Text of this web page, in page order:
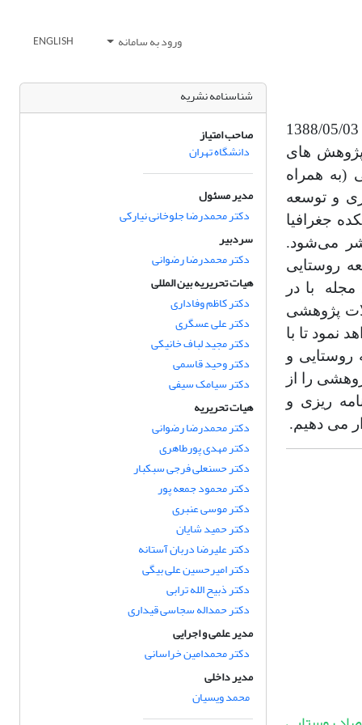
ورود به سامانه ENGLISH
توسط دانشکده جغرافیا در تاریخ 1388/05/03
است. مجله پژوهش های
(به همراه
و توسعه
جغرافیا
می‌شود.
روستایی
با در
پژوهشی
نمود تا با
روستایی و
را از
ریزی و
می دهیم.
شناسنامه نشریه
صاحب امتیاز
دانشگاه تهران
مدیر مسئول
دکتر محمدرضا جلوخانی نیارکی
سردبیر
دکتر محمدرضا رضوانی
هیات تحریریه بین المللی
دکتر کاظم وفاداری
دکتر علی عسگری
دکتر مجید لباف خانیکی
دکتر وحید قاسمی
دکتر سیامک سیفی
هیات تحریریه
دکتر محمدرضا رضوانی
دکتر مهدی پورطاهری
دکتر حسنعلی فرجی سبکبار
دکتر محمود جمعه پور
دکتر موسی عنبری
دکتر حمید شایان
دکتر علیرضا دربان آستانه
دکتر امیرحسین علی بیگی
دکتر ذبیح الله ترابی
دکتر حمداله سجاسی قیداری
مدیر علمی و اجرایی
دکتر محمدامین خراسانی
مدیر داخلی
محمد ویسیان